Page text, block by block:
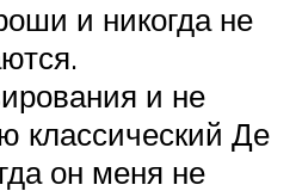
и никогда не
и не
классический Де
он меня не